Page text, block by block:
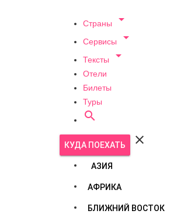
Страны 
Сервисы 
Тексты 
Отели
Билеты
Туры

КУДА ПОЕХАТЬ 
АЗИЯ
АФРИКА
БЛИЖНИЙ ВОСТОК